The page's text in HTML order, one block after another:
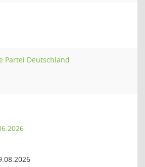
Partei Deutschland